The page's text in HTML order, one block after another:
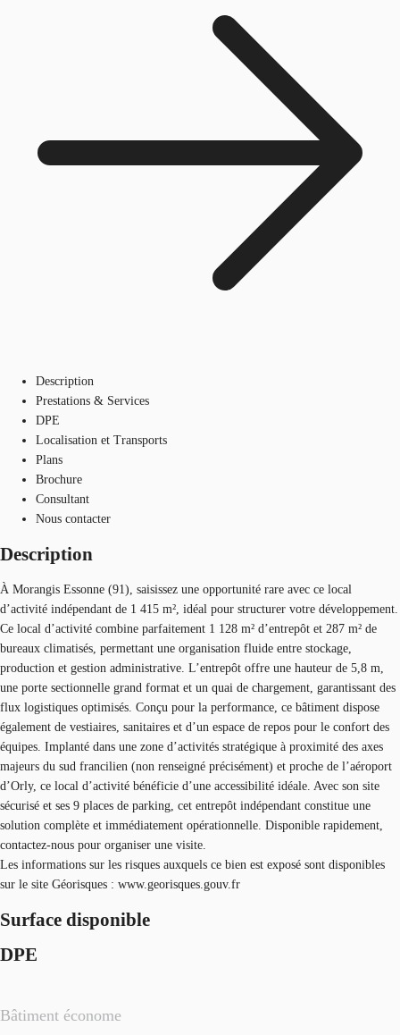
Description
Prestations & Services
DPE
Localisation et Transports
Plans
Brochure
Consultant
Nous contacter
Description
À Morangis Essonne (91), saisissez une opportunité rare avec ce local
d’activité indépendant de 1 415 m², idéal pour structurer votre développement.
Ce local d’activité combine parfaitement 1 128 m² d’entrepôt et 287 m² de
bureaux climatisés, permettant une organisation fluide entre stockage,
production et gestion administrative. L’entrepôt offre une hauteur de 5,8 m,
une porte sectionnelle grand format et un quai de chargement, garantissant des
flux logistiques optimisés. Conçu pour la performance, ce bâtiment dispose
également de vestiaires, sanitaires et d’un espace de repos pour le confort des
équipes. Implanté dans une zone d’activités stratégique à proximité des axes
majeurs du sud francilien (non renseigné précisément) et proche de l’aéroport
d’Orly, ce local d’activité bénéficie d’une accessibilité idéale. Avec son site
sécurisé et ses 9 places de parking, cet entrepôt indépendant constitue une
solution complète et immédiatement opérationnelle. Disponible rapidement,
contactez-nous pour organiser une visite.
Les informations sur les risques auxquels ce bien est exposé sont disponibles
sur le site Géorisques : www.georisques.gouv.fr
Surface disponible
DPE
Bâtiment économe